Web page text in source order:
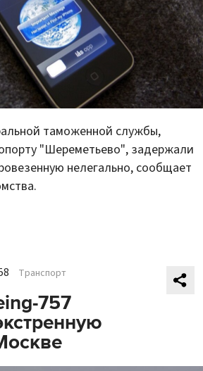
таможенной службы,
"Шереметьево", задержали
нелегально, сообщает
Транспорт
757